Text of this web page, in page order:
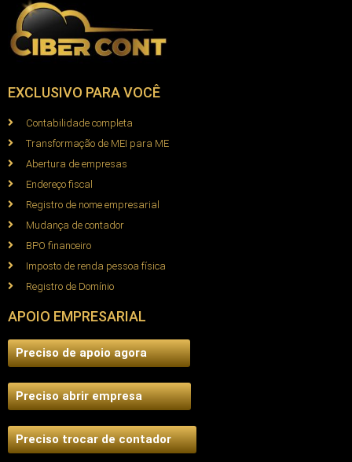
EXCLUSIVO PARA VOCÊ
Contabilidade completa
Transformação de MEI para ME
Abertura de empresas
Endereço fiscal
Registro de nome empresarial
Mudança de contador
BPO financeiro
Imposto de renda pessoa física
Registro de Domínio
APOIO EMPRESARIAL
Preciso de apoio agora
Preciso abrir empresa
Preciso trocar de contador